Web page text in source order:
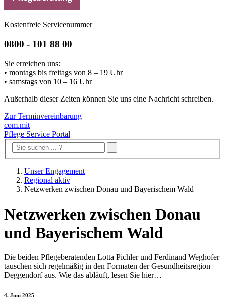
Kostenfreie Servicenummer
0800 - 101 88 00
Sie erreichen uns:
• montags bis freitags von 8 – 19 Uhr
• samstags von 10 – 16 Uhr
Außerhalb dieser Zeiten können Sie uns eine Nachricht schreiben.
Zur Terminvereinbarung
com.mit
Pflege Service Portal
Unser Engagement
Regional aktiv
Netzwerken zwischen Donau und Bayerischem Wald
Netzwerken zwischen Donau
und Bayerischem Wald
Die beiden Pflegeberatenden Lotta Pichler und Ferdinand Weghofer
tauschen sich regelmäßig in den Formaten der Gesundheitsregion
Deggendorf aus. Wie das abläuft, lesen Sie hier…
4. Juni 2025